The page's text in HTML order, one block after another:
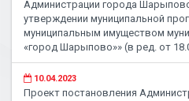
Администрации города
утверждении муниципальной
муниципальным имуществом
«город Шарыпово»» (в ред. от
10.04.2023
Проект постановления